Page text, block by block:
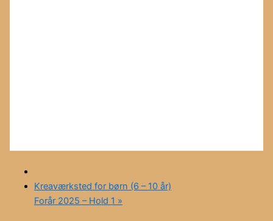
Kreaværksted for børn (6 – 10 år)
Forår 2025 – Hold 1 »